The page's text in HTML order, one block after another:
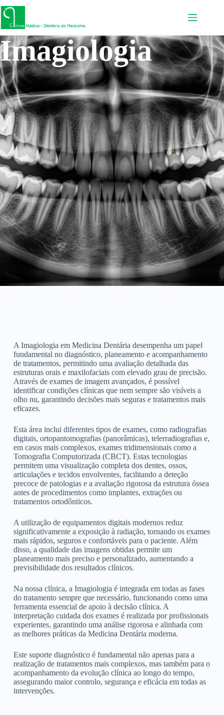
Imagiologia
A Imagiologia em Medicina Dentária desempenha um papel
fundamental no diagnóstico, planeamento e acompanhamento
de tratamentos, permitindo uma avaliação detalhada das
estruturas orais e maxilofaciais com elevado grau de precisão.
Através de exames de imagem avançados, é possível
identificar condições clínicas que nem sempre são visíveis a
olho nu, garantindo decisões mais seguras e tratamentos mais
eficazes.
Esta área inclui diferentes tipos de exames, como radiografias
digitais, ortopantomografias (panorâmicas), telerradiografias e,
em casos mais complexos, exames tridimensionais como a
Tomografia Computorizada (CBCT). Estas tecnologias
permitem uma visualização completa dos dentes, ossos,
articulações e tecidos envolventes, facilitando a deteção
precoce de patologias e a avaliação rigorosa da estrutura óssea
antes de procedimentos como implantes, extrações ou
tratamentos ortodônticos.
A utilização de equipamentos digitais modernos reduz
significativamente a exposição à radiação, tornando os exames
mais rápidos, seguros e confortáveis para o paciente. Além
disso, a qualidade das imagens obtidas permite um
planeamento mais preciso e personalizado, aumentando a
previsibilidade dos resultados clínicos.
Na nossa clínica, a Imagiologia é integrada em todas as fases
do tratamento sempre que necessário, funcionando como uma
ferramenta essencial de apoio à decisão clínica. A
interpretação cuidada dos exames é realizada por profissionais
experientes, garantindo uma análise rigorosa e alinhada com
as melhores práticas da Medicina Dentária moderna.
Este suporte diagnóstico é fundamental não apenas para a
realização de tratamentos mais complexos, mas também para o
acompanhamento da evolução clínica ao longo do tempo,
assegurando maior controlo, segurança e eficácia em todas as
intervenções.